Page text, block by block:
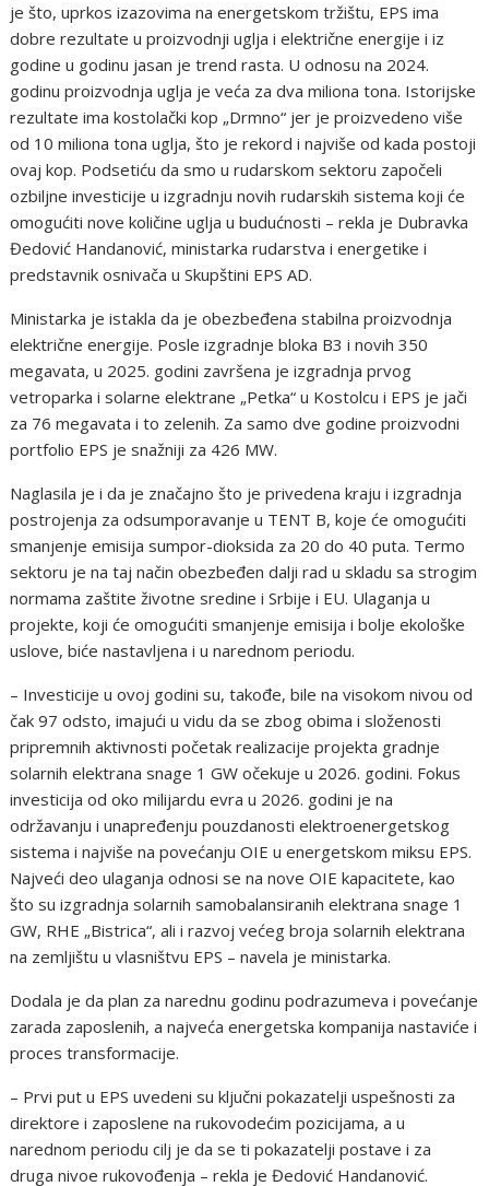
je što, uprkos izazovima na energetskom tržištu, EPS ima
dobre rezultate u proizvodnji uglja i električne energije i iz
godine u godinu jasan je trend rasta. U odnosu na 2024.
godinu proizvodnja uglja je veća za dva miliona tona. Istorijske
rezultate ima kostolački kop „Drmno“ jer je proizvedeno više
od 10 miliona tona uglja, što je rekord i najviše od kada postoji
ovaj kop. Podsetiću da smo u rudarskom sektoru započeli
ozbiljne investicije u izgradnju novih rudarskih sistema koji će
omogućiti nove količine uglja u budućnosti – rekla je Dubravka
Đedović Handanović, ministarka rudarstva i energetike i
predstavnik osnivača u Skupštini EPS AD.
Ministarka je istakla da je obezbeđena stabilna proizvodnja
električne energije. Posle izgradnje bloka B3 i novih 350
megavata, u 2025. godini završena je izgradnja prvog
vetroparka i solarne elektrane „Petka“ u Kostolcu i EPS je jači
za 76 megavata i to zelenih. Za samo dve godine proizvodni
portfolio EPS je snažniji za 426 MW.
Naglasila je i da je značajno što je privedena kraju i izgradnja
postrojenja za odsumporavanje u TENT B, koje će omogućiti
smanjenje emisija sumpor-dioksida za 20 do 40 puta. Termo
sektoru je na taj način obezbeđen dalji rad u skladu sa strogim
normama zaštite životne sredine i Srbije i EU. Ulaganja u
projekte, koji će omogućiti smanjenje emisija i bolje ekološke
uslove, biće nastavljena i u narednom periodu.
– Investicije u ovoj godini su, takođe, bile na visokom nivou od
čak 97 odsto, imajući u vidu da se zbog obima i složenosti
pripremnih aktivnosti početak realizacije projekta gradnje
solarnih elektrana snage 1 GW očekuje u 2026. godini. Fokus
investicija od oko milijardu evra u 2026. godini je na
održavanju i unapređenju pouzdanosti elektroenergetskog
sistema i najviše na povećanju OIE u energetskom miksu EPS.
Najveći deo ulaganja odnosi se na nove OIE kapacitete, kao
što su izgradnja solarnih samobalansiranih elektrana snage 1
GW, RHE „Bistrica“, ali i razvoj većeg broja solarnih elektrana
na zemljištu u vlasništvu EPS – navela je ministarka.
Dodala je da plan za narednu godinu podrazumeva i povećanje
zarada zaposlenih, a najveća energetska kompanija nastaviće i
proces transformacije.
– Prvi put u EPS uvedeni su ključni pokazatelji uspešnosti za
direktore i zaposlene na rukovodećim pozicijama, a u
narednom periodu cilj je da se ti pokazatelji postave i za
druga nivoe rukovođenja – rekla je Đedović Handanović.